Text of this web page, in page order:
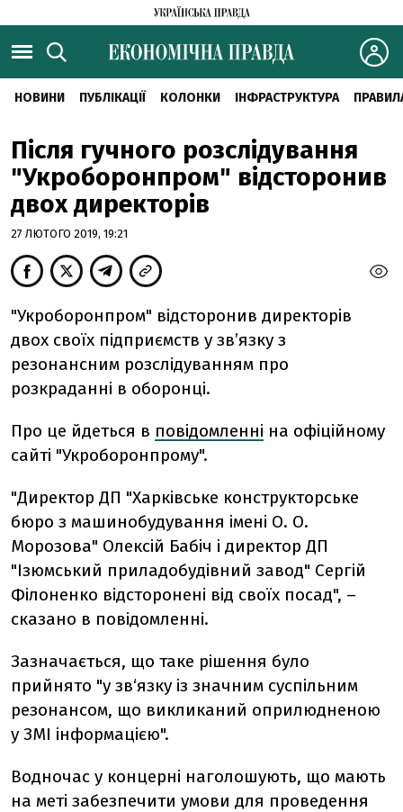
НОВИНИ ПУБЛІКАЦІЇ КОЛОНКИ ІНФРАСТРУКТУРА
Після гучного розслідування
"Укроборонпром" відсторонив
двох директорів
27 ЛЮТОГО 2019, 19:21
"Укроборонпром" відсторонив директорів
двох своїх підприємств у зв’язку з
резонансним розслідуванням про
розкраданні в оборонці.
Про це йдеться в повідомленні на офіційному
сайті "Укроборонпрому".
"Директор ДП "Харківське конструкторське
бюро з машинобудування імені О. О.
Морозова" Олексій Бабіч і директор ДП
"Ізюмський приладобудівний завод" Сергій
Філоненко відсторонені від своїх посад", –
сказано в повідомленні.
Зазначається, що таке рішення було
прийнято "у зв‘язку із значним суспільним
резонансом, що викликаний оприлюдненою
у ЗМІ інформацією".
Водночас у концерні наголошують, що мають
на меті забезпечити умови для проведення